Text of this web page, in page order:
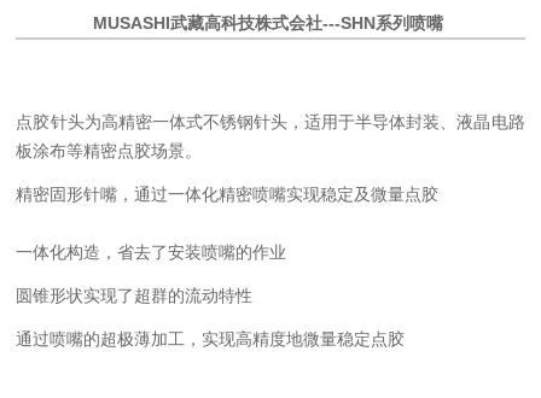
MUSASHI武藏高科技株式会社---SHN系列喷嘴
点胶针头为高精密一体式不锈钢针头，适用于半导体封装、液晶电路
板涂布等精密点胶场景。
精密固形针嘴，通过一体化精密喷嘴实现稳定及微量点胶
一体化构造，省去了安装喷嘴的作业
圆锥形状实现了超群的流动特性
通过喷嘴的超极薄加工，实现高精度地微量稳定点胶